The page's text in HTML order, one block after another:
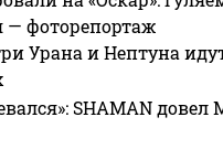
— фоторепортаж
Урана и Нептуна
SHAMAN